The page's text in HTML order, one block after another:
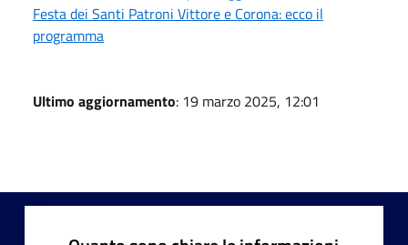
Festa dei Santi Patroni Vittore e Corona: ecco il
programma
Ultimo aggiornamento: 19 marzo 2025, 12:01